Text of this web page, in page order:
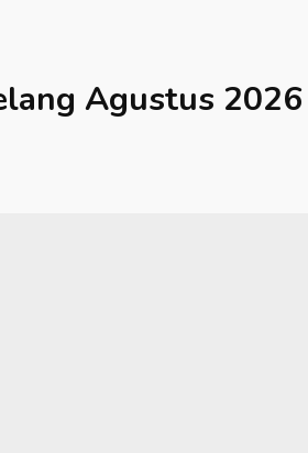
Agustus 2026